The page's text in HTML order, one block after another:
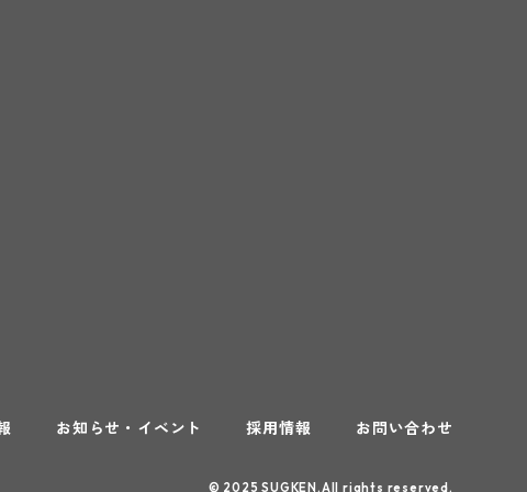
お知らせ・イベント 採用情報 お問い合わせ
© 2025 SUGKEN.All rights reserved.